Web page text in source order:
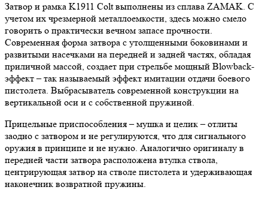
Затвор и рамка K1911 Colt выполнены из сплава ZAMAK. С
учетом их чрезмерной металлоемкости, здесь можно смело
говорить о практически вечном запасе прочности.
Современная форма затвора с утолщенными боковинами и
развитыми насечками на передней и задней частях, обладая
приличной массой, создает при стрельбе мощный Blowback-
эффект – так называемый эффект имитации отдачи боевого
пистолета. Выбрасыватель современной конструкции на
вертикальной оси и с собственной пружиной.
Прицельные приспособления – мушка и целик – отлиты
заодно с затвором и не регулируются, что для сигнального
оружия в принципе и не нужно. Аналогично оригиналу в
передней части затвора расположена втулка ствола,
центрирующая затвор на стволе пистолета и удерживающая
наконечник возвратной пружины.